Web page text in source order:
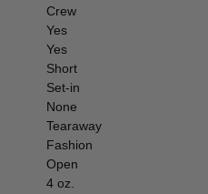
Crew
Yes
Yes
Short
Set-in
None
Tearaway
Fashion
Open
4 oz.